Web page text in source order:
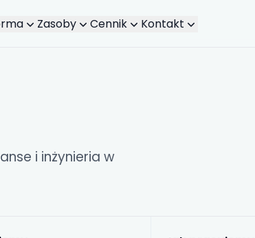
Zasoby Cennik Kontakt
i inżynieria w